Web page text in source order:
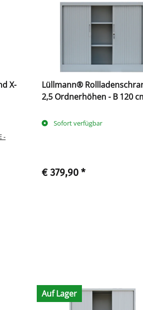
X-
-
Lüllmann®
2,5 Ordnerhöhen - B 120
Sofort verfügbar
€ 379,90 *
Auf Lager